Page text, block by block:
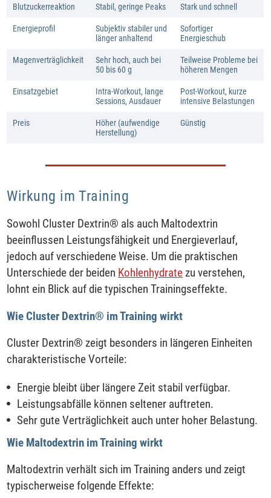
Blutzuckerreaktion Stabil, geringe Peaks Stark und schnell
Energieprofil
Subjektiv stabiler und
länger anhaltend
Sofortiger
Energieschub
Magenverträglichkeit
Sehr hoch, auch bei
50 bis 60 g
Teilweise Probleme bei
höheren Mengen
Einsatzgebiet
Intra-Workout, lange
Sessions, Ausdauer
Post-Workout, kurze
intensive Belastungen
Preis
Höher (aufwendige
Herstellung)
Günstig
Wirkung im Training
Sowohl Cluster Dextrin® als auch Maltodextrin
beeinflussen Leistungsfähigkeit und Energieverlauf,
jedoch auf verschiedene Weise. Um die praktischen
Unterschiede der beiden Kohlenhydratezu verstehen,
lohnt ein Blick auf die typischen Trainingseffekte.
Wie Cluster Dextrin® im Training wirkt
Cluster Dextrin® zeigt besonders in längeren Einheiten
charakteristische Vorteile:
Energie bleibt über längere Zeit stabil verfügbar.
Leistungsabfälle können seltener auftreten.
Sehr gute Verträglichkeit auch unter hoher Belastung.
Wie Maltodextrin im Training wirkt
Maltodextrin verhält sich im Training anders und zeigt
typischerweise folgende Effekte: